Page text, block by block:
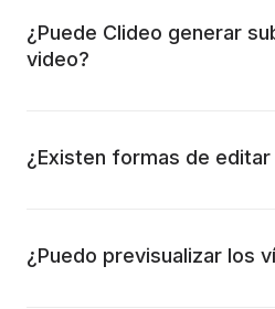
¿Puede Clideo generar
video?
¿Existen formas de
¿Puedo previsualizar los